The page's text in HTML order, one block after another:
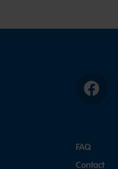
Facebook
FAQ
Contact